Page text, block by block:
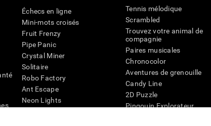
Échecs en ligne
Mini-mots croisés
Fruit Frenzy
Pipe Panic
Crystal Miner
Solitaire
Robo Factory
Ant Escape
Neon Lights
Tennis mélodique
Scrambled
Trouvez votre animal de
compagnie
Paires musicales
Chronocolor
Aventures de grenouille
Candy Line
2D Puzzle
Pingouin Explorateur